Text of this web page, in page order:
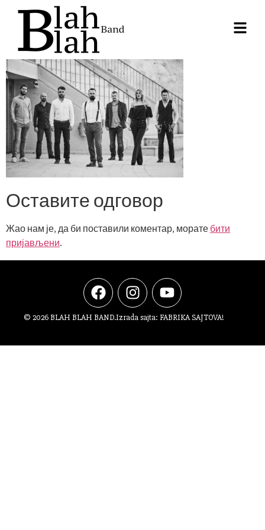
Оставите одговор
Жао нам је, да би поставили коментар, морате бити
пријављени.
© 2026 BLAH BLAH BAND.Izrada sajta: FABRIKA SAJTOVA!